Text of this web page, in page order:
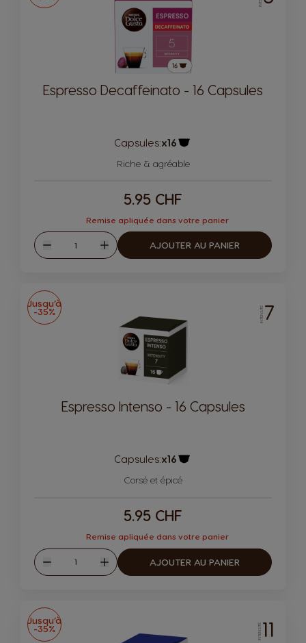
Espresso Decaffeinato - 16 Capsules
Capsules:x16
Riche & agréable
5.95 CHF
Remise apliquée dans votre panier
Diminuer
Quantité
Augmenter
AJOUTER AU PANIER
Jusqu’à
-35% INTENSITÉ7
Espresso Intenso - 16 Capsules
Capsules:x16
Corsé et épicé
5.95 CHF
Remise apliquée dans votre panier
Diminuer
Quantité
Augmenter
AJOUTER AU PANIER
Jusqu’à
-35% INTENSITÉ11